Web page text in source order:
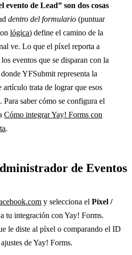
evento de Lead” son dos cosas
dentro del formulario (puntuar
lógica) define el camino de la
ve. Lo que el píxel reporta a
eventos que se disparan con la
YFSubmit representa la
trata de lograr que esos
saber cómo se configura el
Cómo integrar Yay! Forms con
.
de Eventos
y selecciona el Píxel /
tu integración con Yay! Forms.
le diste al píxel o comparando el ID
de Yay! Forms.